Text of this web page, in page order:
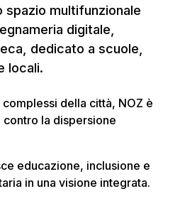
spazio multifunzionale
digitale,
dedicato a scuole,
locali.
della città, NOZ è
la dispersione
educazione, inclusione e
in una visione integrata.